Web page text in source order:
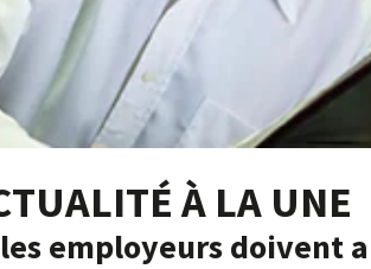
À LA UNE
employeurs doivent